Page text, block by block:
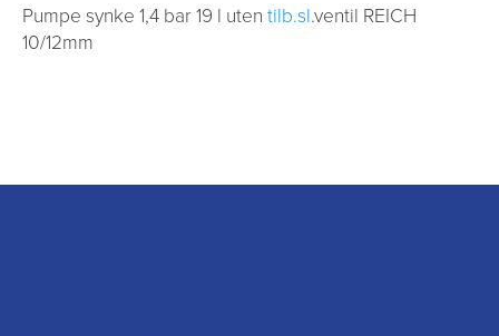
Pumpe synke 1,4 bar 19 l utentilb.sl.ventil REICH
10/12mm